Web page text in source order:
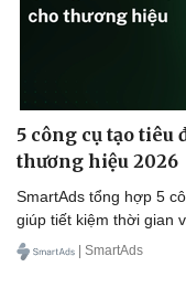
5 công cụ tạo tiêu
thương hiệu 2026
SmartAds tổng hợp 5
giúp tiết kiệm thời gian
| SmartAds